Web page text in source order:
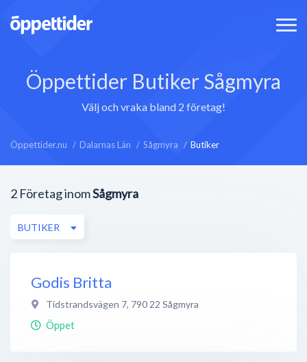
Öppettider Butiker Sågmyra
Välj och vraka bland 2 företag!
Öppettider.nu Dalarnas Län Sågmyra Butiker
2 Företag inomSågmyra
BUTIKER
Godis Britta
Tidstrandsvägen 7, 790 22 Sågmyra
Öppet